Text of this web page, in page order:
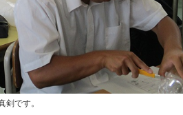
剣です。